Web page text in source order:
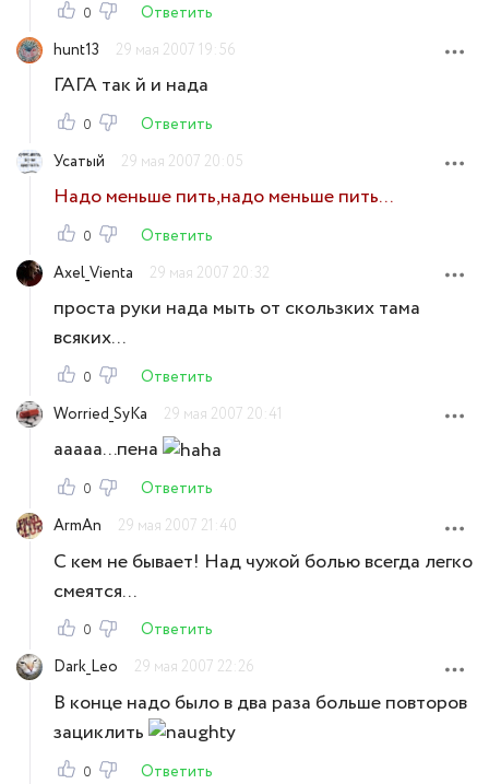
0
Ответить
hunt13
29 мая 2007 19:56
ГАГА так й и нада
0
Ответить
Усатый
29 мая 2007 20:05
Надо меньше пить,надо меньше пить...
0
Ответить
Axel_Vienta
29 мая 2007 20:32
проста руки нада мыть от скользких тама
всяких...
0
Ответить
Worried_SyKa
29 мая 2007 20:41
ааааа...пена
0
Ответить
ArmAn
29 мая 2007 21:40
С кем не бывает! Над чужой болью всегда легко
смеятся...
0
Ответить
Dark_Leo
29 мая 2007 22:26
В конце надо было в два раза больше повторов
зациклить
0
Ответить